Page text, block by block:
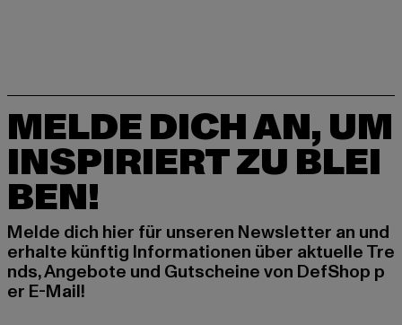
MELDE DICH AN, UM
INSPIRIERT ZU BLEI
BEN!
Melde dich hier für unseren Newsletter an und
erhalte künftig Informationen über aktuelle Tre
nds, Angebote und Gutscheine von DefShop p
er E-Mail!